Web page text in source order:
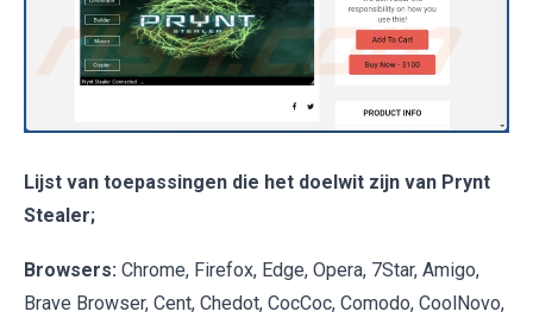
Lijst van toepassingen die het doelwit zijn van Prynt
Stealer;
Browsers: Chrome, Firefox, Edge, Opera, 7Star, Amigo,
Brave Browser, Cent, Chedot, CocCoc, Comodo, CoolNovo,